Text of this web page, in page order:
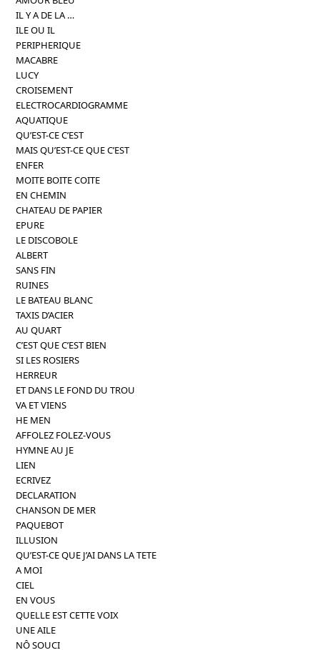
IL Y A DE LA …
ILE OU IL
PERIPHERIQUE
MACABRE
LUCY
CROISEMENT
ELECTROCARDIOGRAMME
AQUATIQUE
QU’EST-CE C’EST
MAIS QU’EST-CE QUE C’EST
ENFER
MOITE BOITE COITE
EN CHEMIN
CHATEAU DE PAPIER
EPURE
LE DISCOBOLE
ALBERT
SANS FIN
RUINES
LE BATEAU BLANC
TAXIS D’ACIER
AU QUART
C’EST QUE C’EST BIEN
SI LES ROSIERS
HERREUR
ET DANS LE FOND DU TROU
VA ET VIENS
HE MEN
AFFOLEZ FOLEZ-VOUS
HYMNE AU JE
LIEN
ECRIVEZ
DECLARATION
CHANSON DE MER
PAQUEBOT
ILLUSION
QU’EST-CE QUE J’AI DANS LA TETE
A MOI
CIEL
EN VOUS
QUELLE EST CETTE VOIX
UNE AILE
NÔ SOUCI